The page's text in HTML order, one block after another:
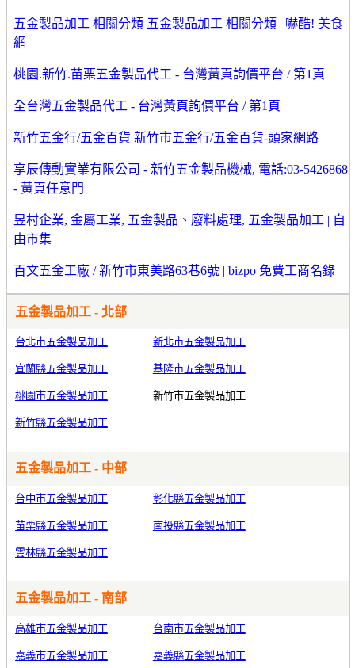
五金製品加工 相關分類 五金製品加工 相關分類 | 嚇酷! 美食
網
桃園.新竹.苗栗五金製品代工 - 台灣黃頁詢價平台 / 第1頁
全台灣五金製品代工 - 台灣黃頁詢價平台 / 第1頁
新竹五金行/五金百貨 新竹市五金行/五金百貨-頭家網路
享辰傳動實業有限公司 - 新竹五金製品機械, 電話:03-5426868
- 黃頁任意門
昱村企業, 金屬工業, 五金製品、廢料處理, 五金製品加工 | 自
由市集
百文五金工廠 / 新竹市東美路63巷6號 | bizpo 免費工商名錄
五金製品加工 - 北部
台北市五金製品加工 新北市五金製品加工
宜蘭縣五金製品加工 基隆市五金製品加工
桃園市五金製品加工 新竹市五金製品加工
新竹縣五金製品加工
五金製品加工 - 中部
台中市五金製品加工 彰化縣五金製品加工
苗栗縣五金製品加工 南投縣五金製品加工
雲林縣五金製品加工
五金製品加工 - 南部
高雄市五金製品加工 台南市五金製品加工
嘉義市五金製品加工 嘉義縣五金製品加工